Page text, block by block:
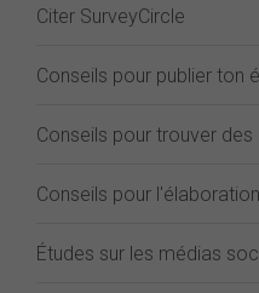
Citer SurveyCircle
Conseils pour publier ton
Conseils pour trouver
Conseils pour
Études sur les médias